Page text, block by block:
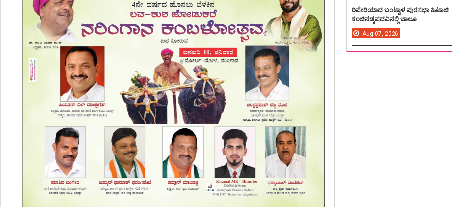
ರಿಪೇರಿಯಾದ ಬಂಟ್ವಾಳ ಪುರಸಭಾ ಹಿಟಾಚಿ
ಕಂಚಿನಡ್ಕಪದವಿನಲ್ಲಿ ಚಾಲೂ
Aug 07, 2026